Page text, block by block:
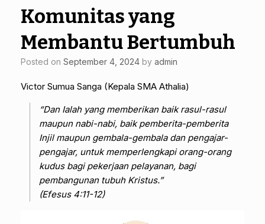
Komunitas yang
Membantu Bertumbuh
Posted on September 4, 2024 by admin
Victor Sumua Sanga (Kepala SMA Athalia)
“Dan Ialah yang memberikan baik rasul-rasul
maupun nabi-nabi, baik pemberita-pemberita
Injil maupun gembala-gembala dan pengajar-
pengajar, untuk memperlengkapi orang-orang
kudus bagi pekerjaan pelayanan, bagi
pembangunan tubuh Kristus.”
(Efesus 4:11-12)